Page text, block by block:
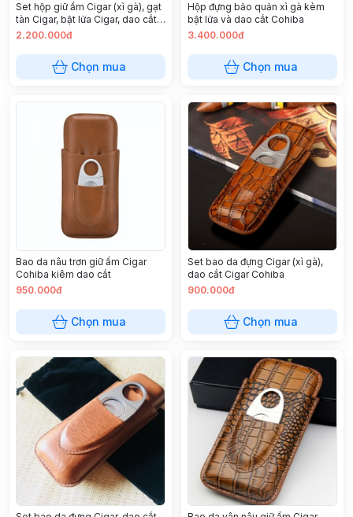
Set hộp giữ ẩm Cigar (xì gà), gạt
tàn Cigar, bật lửa Cigar, dao cắt
Cigar
2.200.000đ
Chọn mua
Hộp đựng bảo quản xì gà kèm
bật lửa và dao cắt Cohiba
3.400.000đ
Chọn mua
Bao da nâu trơn giữ ẩm Cigar
Cohiba kiêm dao cắt
950.000đ
Chọn mua
Set bao da đựng Cigar (xì gà),
dao cắt Cigar Cohiba
900.000đ
Chọn mua